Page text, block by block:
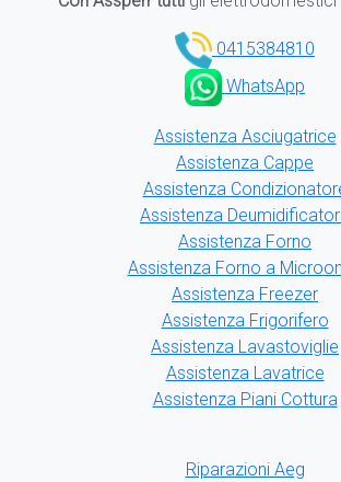
0415384810
WhatsApp
Assistenza Asciugatrice
Assistenza Cappe
Assistenza
Assistenza
Assistenza Forno
Assistenza Forno a
Assistenza Freezer
Assistenza Frigorifero
Assistenza Lavastoviglie
Assistenza Lavatrice
Assistenza Piani Cottura
Riparazioni Aeg